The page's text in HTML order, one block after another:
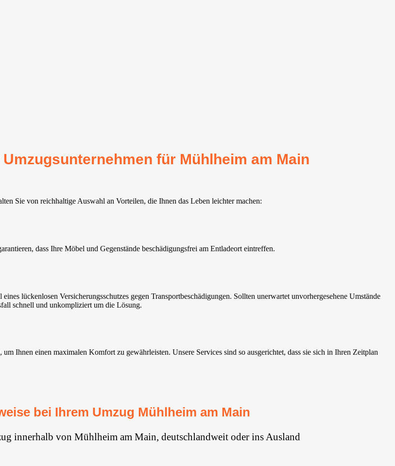
für Mühlheim am Main
Sie von reichhaltige Auswahl an Vorteilen, die Ihnen das Leben leichter machen:
dass Ihre Möbel und Gegenstände beschädigungsfrei am Entladeort eintreffen.
lückenlosen Versicherungsschutzes gegen Transportbeschädigungen. Sollten unerwartet unvorhergesehene Umstände
schnell und unkompliziert um die Lösung.
Ihnen einen maximalen Komfort zu gewährleisten. Unsere Services sind so ausgerichtet, dass sie sich in Ihren Zeitplan
bei Ihrem Umzug Mühlheim am Main
innerhalb von Mühlheim am Main, deutschlandweit oder ins Ausland